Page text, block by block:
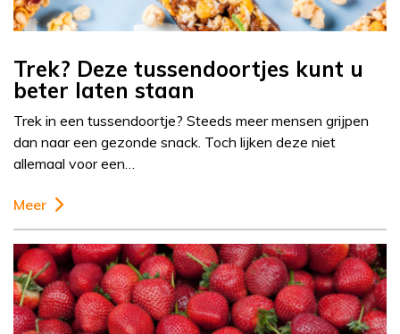
Trek? Deze tussendoortjes kunt u
beter laten staan
Trek in een tussendoortje? Steeds meer mensen grijpen
dan naar een gezonde snack. Toch lijken deze niet
allemaal voor een…
Meer